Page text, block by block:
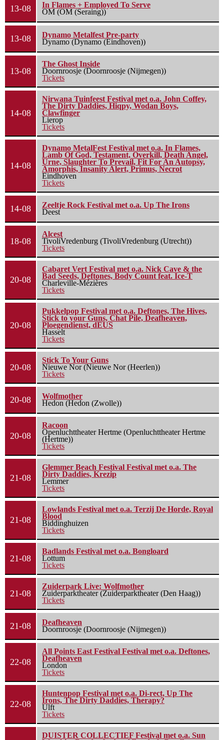
13-08
In Flames + Employed To Serve
OM (OM (Seraing))
13-08
Dynamo Metalfest Pre-party
Dynamo (Dynamo (Eindhoven))
13-08
The Ghost Inside
Doornroosje (Doornroosje (Nijmegen))
Tickets
14-08
Nirwana Tuinfeest Festival met o.a. John Coffey,
The Dirty Daddies, Hiqpy, Wodan Boys,
Clawfinger
Lierop
Tickets
14-08
Dynamo MetalFest Festival met o.a. In Flames,
Lamb Of God, Testament, Overkill, Death Angel,
Urne, Slaughter To Prevail, Fit For An Autopsy,
Amorphis, Insanity Alert, Primus, Necrot
Eindhoven
Tickets
14-08
Zeeltje Rock Festival met o.a. Up The Irons
Deest
18-08
Alcest
TivoliVredenburg (TivoliVredenburg (Utrecht))
Tickets
20-08
Cabaret Vert Festival met o.a. Nick Cave & the
Bad Seeds, Deftones, Body Count feat. Ice-T
Charleville-Mézières
Tickets
20-08
Pukkelpop Festival met o.a. Deftones, The Hives,
Stick to your Guns, Chat Pile, Deafheaven,
Ploegendienst, dEUS
Hasselt
Tickets
20-08
Stick To Your Guns
Nieuwe Nor (Nieuwe Nor (Heerlen))
Tickets
20-08
Wolfmother
Hedon (Hedon (Zwolle))
20-08
Racoon
Openluchttheater Hertme (Openluchttheater Hertme
(Hertme))
Tickets
21-08
Glemmer Beach Festival Festival met o.a. The
Dirty Daddies, Krezip
Lemmer
Tickets
21-08
Lowlands Festival met o.a. Terzij De Horde, Royal
Blood
Biddinghuizen
Tickets
21-08
Badlands Festival met o.a. Bongloard
Lottum
Tickets
21-08
Zuiderpark Live: Wolfmother
Zuiderparktheater (Zuiderparktheater (Den Haag))
Tickets
21-08
Deafheaven
Doornroosje (Doornroosje (Nijmegen))
22-08
All Points East Festival Festival met o.a. Deftones,
Deafheaven
London
Tickets
22-08
Huntenpop Festival met o.a. Di-rect, Up The
Irons, The Dirty Daddies, Therapy?
Ulft
Tickets
DUISTER COLLECTIEF Festival met o.a. Sun